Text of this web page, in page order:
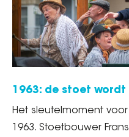
1963: de stoet
Het sleutelmoment
1963. Stoetbouwer